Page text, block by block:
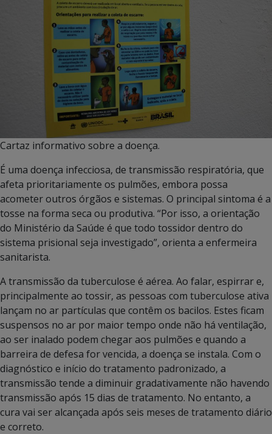
Cartaz informativo sobre a doença.
É uma doença infecciosa, de transmissão respiratória, que
afeta prioritariamente os pulmões, embora possa
acometer outros órgãos e sistemas. O principal sintoma é a
tosse na forma seca ou produtiva. “Por isso, a orientação
do Ministério da Saúde é que todo tossidor dentro do
sistema prisional seja investigado”, orienta a enfermeira
sanitarista.
A transmissão da tuberculose é aérea. Ao falar, espirrar e,
principalmente ao tossir, as pessoas com tuberculose ativa
lançam no ar partículas que contêm os bacilos. Estes ficam
suspensos no ar por maior tempo onde não há ventilação,
ao ser inalado podem chegar aos pulmões e quando a
barreira de defesa for vencida, a doença se instala. Com o
diagnóstico e início do tratamento padronizado, a
transmissão tende a diminuir gradativamente não havendo
transmissão após 15 dias de tratamento. No entanto, a
cura vai ser alcançada após seis meses de tratamento diário
e correto.